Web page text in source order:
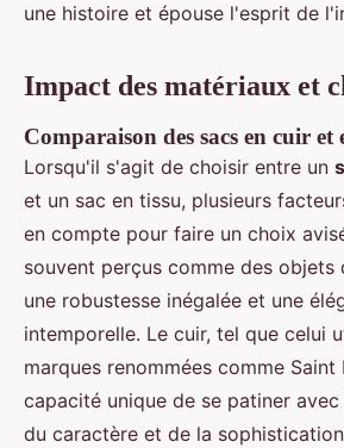
une histoire et épouse l'esprit de
Impact des matériaux et
Comparaison des sacs en cuir et
Lorsqu'il s'agit de choisir entre un
et un sac en tissu, plusieurs
en compte pour faire un choix
souvent perçus comme des objets
une robustesse inégalée et une
intemporelle. Le cuir, tel que celui
marques renommées comme
capacité unique de se patiner
du caractère et de la